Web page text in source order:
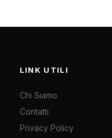
LINK UTILI
Chi Siamo
Contatti
Privacy Policy